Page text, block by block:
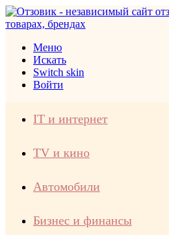
Меню
Искать
Switch skin
Войти
IT и интернет
TV и кино
Автомобили
Бизнес и финансы